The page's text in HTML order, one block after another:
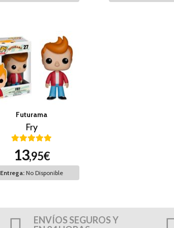
Futurama
Fry
13,95€
Entrega: No Disponible
ENVÍOS SEGUROS Y